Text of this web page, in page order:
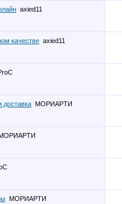
axied11
качестве axied11
доставка МОРИАРТИ
МОРИАРТИ